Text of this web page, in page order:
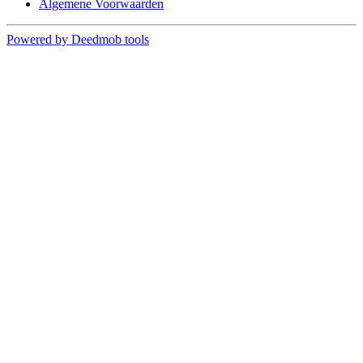
Algemene Voorwaarden
Powered by Deedmob tools